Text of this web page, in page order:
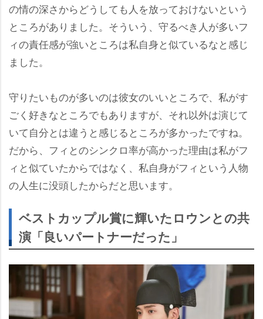
の情の深さからどうしても人を放っておけないという
ところがありました。そういう、守るべき人が多いフ
ィの責任感が強いところは私自身と似ているなと感じ
ました。
守りたいものが多いのは彼女のいいところで、私がす
ごく好きなところでもありますが、それ以外は演じて
いて自分とは違うと感じるところが多かったですね。
だから、フィとのシンクロ率が高かった理由は私がフ
ィと似ていたからではなく、私自身がフィという人物
の人生に没頭したからだと思います。
ベストカップル賞に輝いたロウンとの共
演「良いパートナーだった」